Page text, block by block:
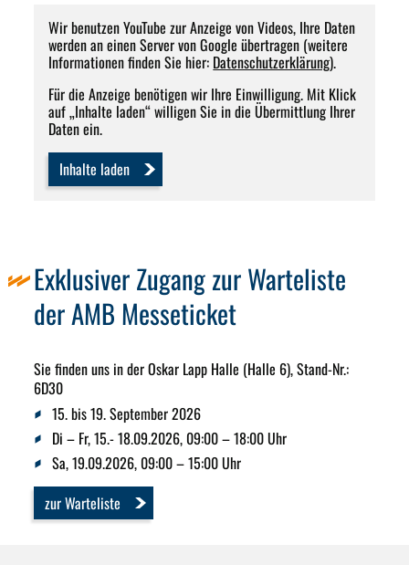
Wir benutzen YouTube zur Anzeige von Videos, Ihre Daten
werden an einen Server von Google übertragen (weitere
Informationen finden Sie hier: Datenschutzerklärung).
Für die Anzeige benötigen wir Ihre Einwilligung. Mit Klick
auf „Inhalte laden“ willigen Sie in die Übermittlung Ihrer
Daten ein.
Inhalte laden
Exklusiver Zugang zur Warteliste
der AMB Messeticket
Sie finden uns in der Oskar Lapp Halle (Halle 6), Stand-Nr.:
6D30
15. bis 19. September 2026
Di – Fr, 15.- 18.09.2026, 09:00 – 18:00 Uhr
Sa, 19.09.2026, 09:00 – 15:00 Uhr
zur Warteliste